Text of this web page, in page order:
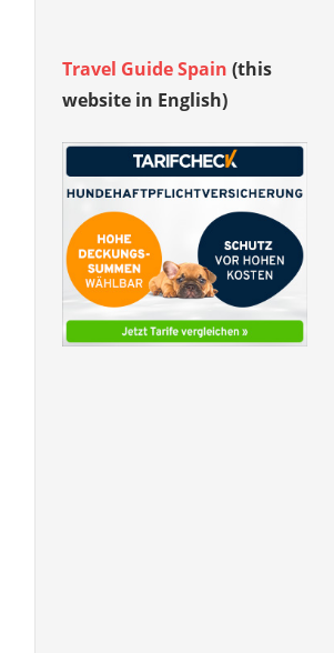
Travel Guide Spain (this
website in English)